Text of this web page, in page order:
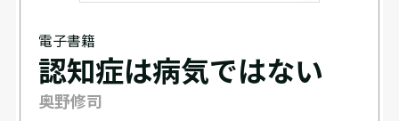
電子書籍
認知症は病気ではない
奥野修司